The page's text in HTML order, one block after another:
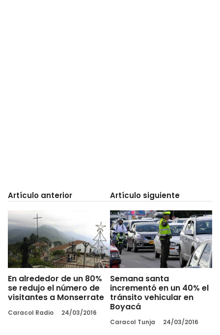
Artículo anterior
En alrededor de un 80%
se redujo el número de
visitantes a Monserrate
Caracol Radio 24/03/2016
Artículo siguiente
Semana santa
incrementó en un 40% el
tránsito vehicular en
Boyacá
Caracol Tunja 24/03/2016